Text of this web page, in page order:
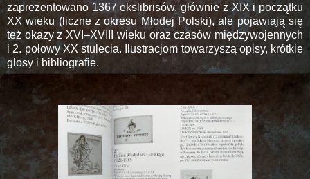
zaprezentowano 1367 ekslibrisów, głównie z XIX i początku
XX wieku (liczne z okresu Młodej Polski), ale pojawiają się
też okazy z XVI–XVIII wieku oraz czasów międzywojennych
i 2. połowy XX stulecia. Ilustracjom towarzyszą opisy, krótkie
glosy i bibliografie.